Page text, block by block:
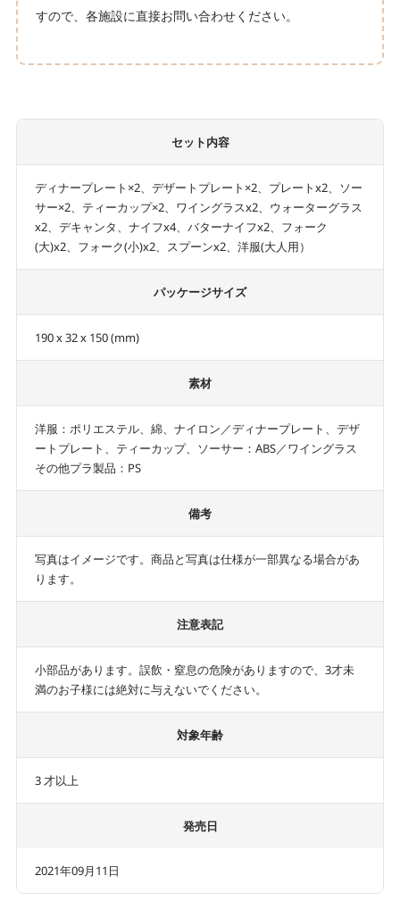
すので、各施設に直接お問い合わせください。
セット内容
ディナープレート×2、デザートプレート×2、プレートx2、ソー
サー×2、ティーカップ×2、ワイングラスx2、ウォーターグラス
x2、デキャンタ、ナイフx4、バターナイフx2、フォーク
(大)x2、フォーク(小)x2、スプーンx2、洋服(大人用）
パッケージサイズ
190 x 32 x 150 (mm)
素材
洋服：ポリエステル、綿、ナイロン／ディナープレート、デザ
ートプレート、ティーカップ、ソーサー：ABS／ワイングラス
その他プラ製品：PS
備考
写真はイメージです。商品と写真は仕様が一部異なる場合があ
ります。
注意表記
小部品があります。誤飲・窒息の危険がありますので、3才未
満のお子様には絶対に与えないでください。
対象年齢
3 才以上
発売日
2021年09月11日